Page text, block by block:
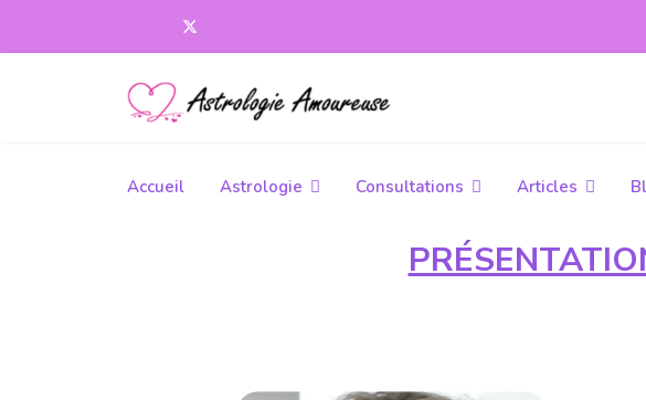
Accueil Astrologie Consultations Articles